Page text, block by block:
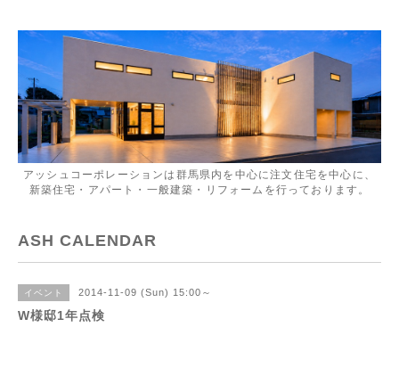
アッシュコーポレーションは群馬県内を中心に注文住宅を中心に、
新築住宅・アパート・一般建築・リフォームを行っております。
ASH CALENDAR
イベント 2014-11-09 (Sun) 15:00～
W様邸1年点検